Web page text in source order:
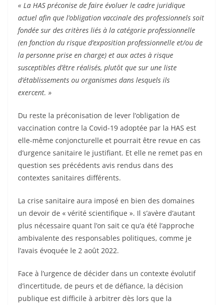
« La HAS préconise de faire évoluer le cadre juridique
actuel afin que l’obligation vaccinale des professionnels soit
fondée sur des critères liés à la catégorie professionnelle
(en fonction du risque d’exposition professionnelle et/ou de
la personne prise en charge) et aux actes à risque
susceptibles d’être réalisés, plutôt que sur une liste
d’établissements ou organismes dans lesquels ils
exercent. »
Du reste la préconisation de lever l’obligation de
vaccination contre la Covid-19 adoptée par la HAS est
elle-même conjoncturelle et pourrait être revue en cas
d’urgence sanitaire le justifiant. Et elle ne remet pas en
question ses précédents avis rendus dans des
contextes sanitaires différents.
La crise sanitaire aura imposé en bien des domaines
un devoir de « vérité scientifique ». Il s’avère d’autant
plus nécessaire quant l’on sait ce qu’a été l’approche
ambivalente des responsables politiques, comme je
l’avais évoquée le 2 août 2022.
Face à l’urgence de décider dans un contexte évolutif
d’incertitude, de peurs et de défiance, la décision
publique est difficile à arbitrer dès lors que la